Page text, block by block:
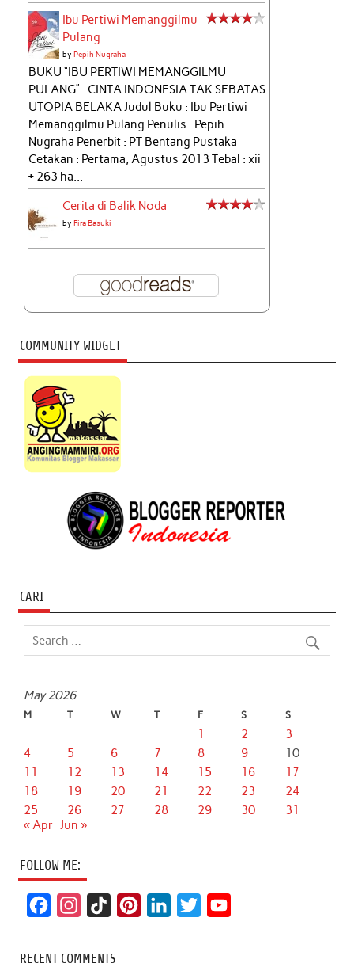
Ibu Pertiwi Memanggilmu
Pulang
byPepih Nugraha
BUKU “IBU PERTIWI MEMANGGILMU
PULANG” : CINTA INDONESIA TAK SEBATAS
UTOPIA BELAKA Judul Buku : Ibu Pertiwi
Memanggilmu Pulang Penulis : Pepih
Nugraha Penerbit : PT Bentang Pustaka
Cetakan : Pertama, Agustus 2013 Tebal : xii
+ 263 ha...
Cerita di Balik Noda
byFira Basuki
COMMUNITY WIDGET
CARI
May 2026
M T W T F S S
1 2
3
4
5 6 7 8 9
10
11
12 13 14 15 16
17
18
19 20 21 22 23
24
25
26 27 28 29 30
31
« Apr Jun »
FOLLOW ME:
c
s
k
RECENT COMMENTS